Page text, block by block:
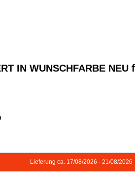
IN WUNSCHFARBE NEU
Lieferung ca. 17/08/2026 - 21/08/2026